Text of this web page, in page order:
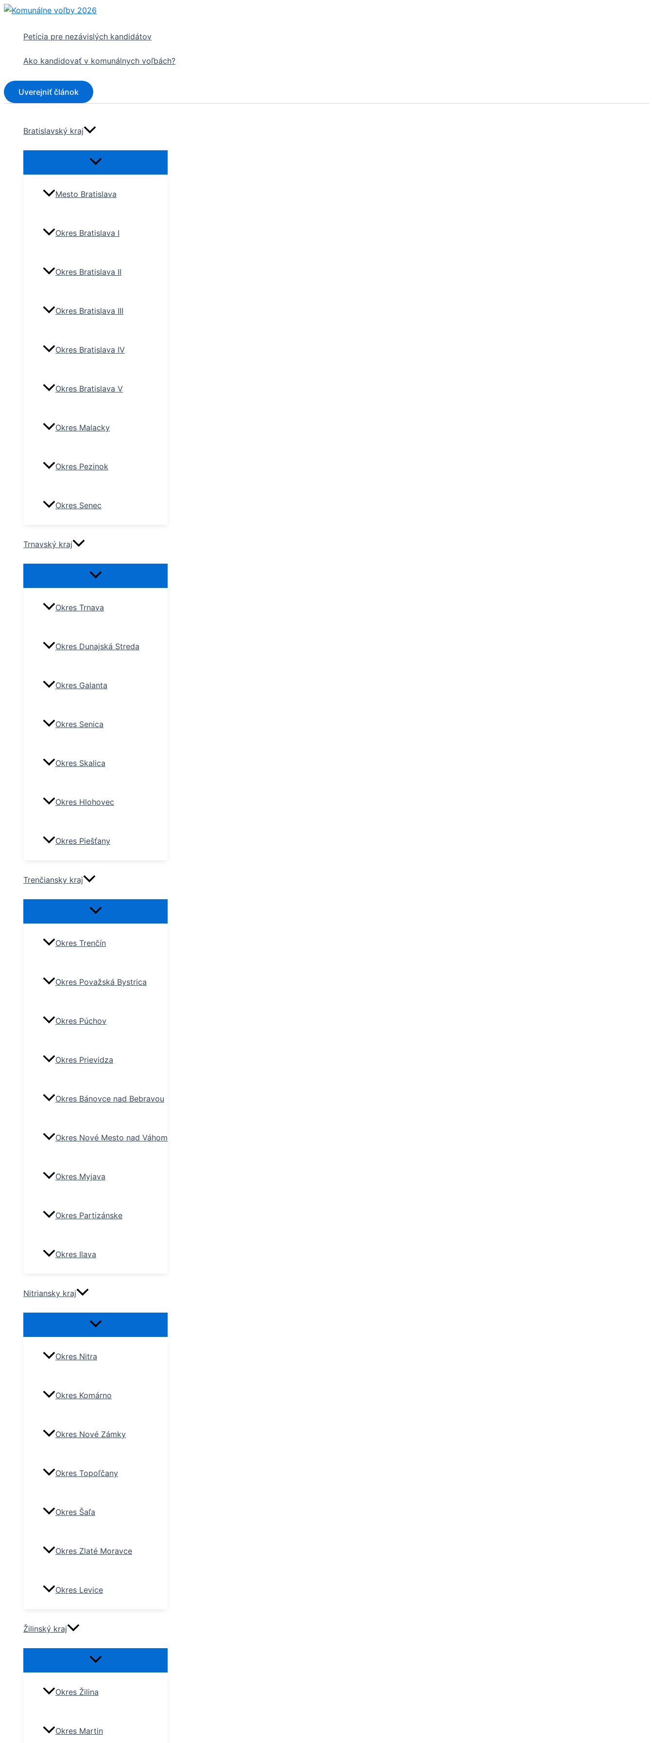
Preskočiť
obsahPetícia pre nezávislých kandidátov
Ako kandidovať v komunálnych voľbách?
Uverejniť článok
Bratislavský kraj
Mesto Bratislava
Okres Bratislava I
Okres Bratislava II
Okres Bratislava III
Okres Bratislava IV
Okres Bratislava V
Okres Malacky
Okres Pezinok
Okres Senec
Trnavský kraj
Okres Trnava
Okres Dunajská Streda
Okres Galanta
Okres Senica
Okres Skalica
Okres Hlohovec
Okres Piešťany
Trenčiansky kraj
Okres Trenčín
Okres Považská Bystrica
Okres Púchov
Okres Prievidza
Okres Bánovce nad Bebravou
Okres Nové Mesto nad Váhom
Okres Myjava
Okres Partizánske
Okres Ilava
Nitriansky kraj
Okres Nitra
Okres Komárno
Okres Nové Zámky
Okres Topoľčany
Okres Šaľa
Okres Zlaté Moravce
Okres Levice
Žilinský kraj
Okres Žilina
Okres Martin